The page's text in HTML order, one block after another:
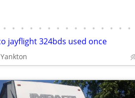
• • • • • • • • • • • • • • •
jayflight 324bds used once
Yankton